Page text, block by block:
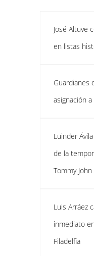
José Altuve
en listas
Guardianes
asignación
Luinder
de la
Tommy John
Luis Arráez
inmediato
Filadelfia